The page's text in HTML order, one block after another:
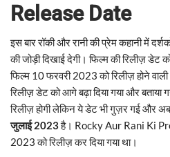
Release Date
इस बार रॉकी और रानी की प्रेम कहानी में
की जोड़ी दिखाई देगी। फिल्म की रिलीज़ डेट
फिल्म 10 फरवरी 2023 को रिलीज़ होने
रिलीज़ डेट को आगे बढ़ा दिया गया और
रिलीज़ होगी लेकिन ये डेट भी गुज़र गई और
जुलाई 2023है। Rocky Aur Rani Ki
2023 को रिलीज़ कर दिया गया था।